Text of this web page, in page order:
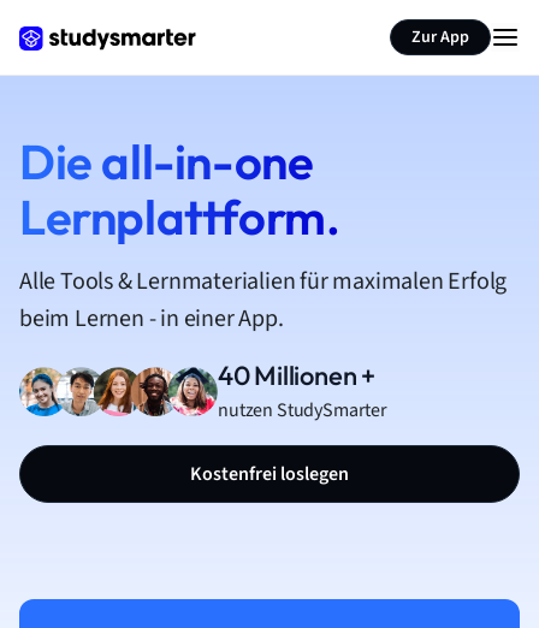
Zur App
Die all-in-one
Lernplattform.
Alle Tools & Lernmaterialien für maximalen Erfolg
beim Lernen - in einer App.
40 Millionen +
nutzen StudySmarter
Kostenfrei loslegen